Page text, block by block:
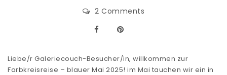
2 Comments
Liebe/r Galeriecouch-Besucher/in, willkommen zur
Farbkreisreise – blauer Mai 2025! im Mai tauchen wir ein in